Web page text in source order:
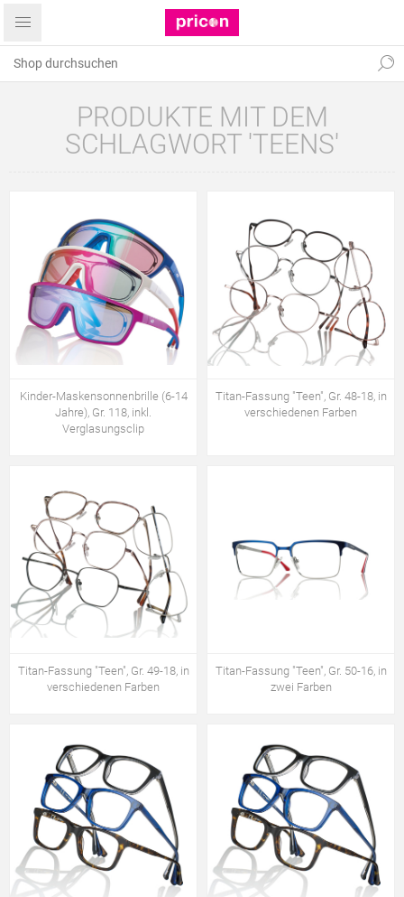
PRODUKTE MIT DEM
SCHLAGWORT 'TEENS'
Kinder-Maskensonnenbrille (6-14
Jahre), Gr. 118, inkl.
Verglasungsclip
Titan-Fassung "Teen", Gr. 48-18, in
verschiedenen Farben
Titan-Fassung "Teen", Gr. 49-18, in
verschiedenen Farben
Titan-Fassung "Teen", Gr. 50-16, in
zwei Farben